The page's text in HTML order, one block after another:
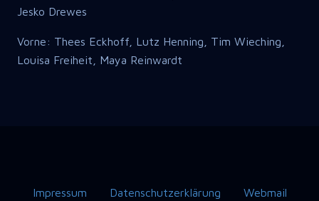
Jesko Drewes
Vorne: Thees Eckhoff, Lutz Henning, Tim Wieching,
Louisa Freiheit, Maya Reinwardt
Impressum Datenschutzerklärung Webmail